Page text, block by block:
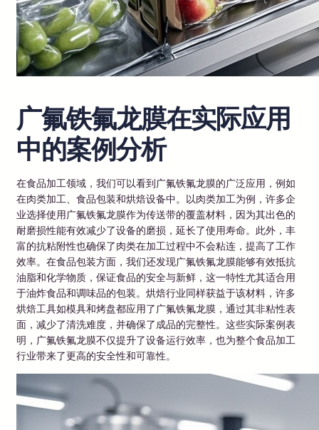
广氟铁氟龙膜在实际应用
中的案例分析
在食品加工领域，我们可以看到广氟铁氟龙膜的广泛应用，例如
在肉类加工、食品包装和烘焙设备中。以肉类加工为例，许多企
业选择使用广氟铁氟龙膜作为传送带的覆盖材料，因为其出色的
耐磨损性能有效减少了设备的磨损，延长了使用寿命。此外，丰
富的抗粘附性也确保了肉类在加工过程中不会粘连，提高了工作
效率。在食品包装方面，我们还发现广氟铁氟龙膜能够有效抵抗
油脂和化学物质，保证食品的安全与新鲜，这一特性尤其适合用
于油炸食品和调味品的包装。烘焙行业同样获益于该材料，许多
烘焙工具如模具和烤盘都应用了广氟铁氟龙膜，通过其非粘性表
面，减少了清洗难度，并确保了成品的完整性。这些实际案例表
明，广氟铁氟龙膜不仅提升了设备运行效率，也为整个食品加工
行业带来了更高的安全性和可靠性。